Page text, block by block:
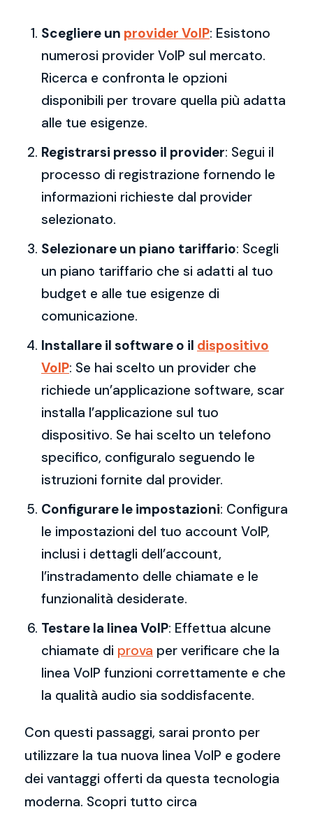
Scegliere un provider VoIP: Esistono
numerosi provider VoIP sul mercato.
Ricerca e confronta le opzioni
disponibili per trovare quella più adatta
alle tue esigenze.
Registrarsi presso il provider: Segui il
processo di registrazione fornendo le
informazioni richieste dal provider
selezionato.
Selezionare un piano tariffario: Scegli
un piano tariffario che si adatti al tuo
budget e alle tue esigenze di
comunicazione.
Installare il software o il dispositivo
VoIP: Se hai scelto un provider che
richiede un’applicazione software, scar
installa l’applicazione sul tuo
dispositivo. Se hai scelto un telefono
specifico, configuralo seguendo le
istruzioni fornite dal provider.
Configurare le impostazioni: Configura
le impostazioni del tuo account VoIP,
inclusi i dettagli dell’account,
l’instradamento delle chiamate e le
funzionalità desiderate.
Testare la linea VoIP: Effettua alcune
chiamate di prova per verificare che la
linea VoIP funzioni correttamente e che
la qualità audio sia soddisfacente.
Con questi passaggi, sarai pronto per
utilizzare la tua nuova linea VoIP e godere
dei vantaggi offerti da questa tecnologia
moderna. Scopri tutto circa